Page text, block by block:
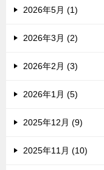
2026年5月 (1)
2026年3月 (2)
2026年2月 (3)
2026年1月 (5)
2025年12月 (9)
2025年11月 (10)